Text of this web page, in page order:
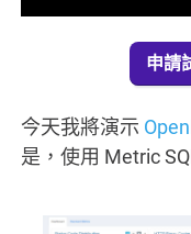
申請
今天我將演示
是，使用 Metric